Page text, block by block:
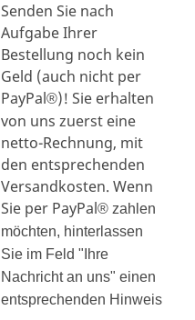
Senden Sie nach
Aufgabe Ihrer
Bestellung noch kein
Geld (auch nicht per
PayPal®)! Sie erhalten
von uns zuerst eine
netto-Rechnung, mit
den entsprechenden
Versandkosten. Wenn
Sie per PayPal® zahlen
möchten, hinterlassen
Sie im Feld "Ihre
Nachricht an uns" einen
entsprechenden Hinweis